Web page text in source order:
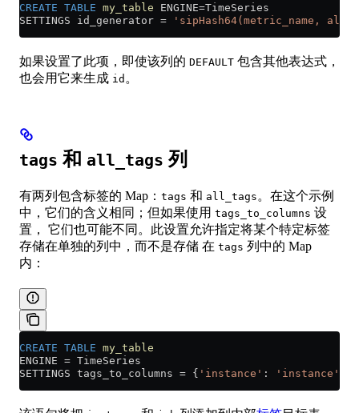
CREATE TABLE my_table ENGINE=TimeSeries
SETTINGS id_generator = 'sipHash64(metric_name,
如果设置了此项，即使该列的 DEFAULT 包含其他表达式，
也会用它来生成 id 。
tags 和 all_tags 列
有两列包含标签的 Map： tags 和 all_tags 。在这个示例
中，它们的含义相同；但如果使用 tags_to_columns 设
置， 它们也可能不同。此设置允许指定将某个特定标签
存储在单独的列中，而不是存储 在 tags 列中的 Map
内：
CREATE TABLE my_table
ENGINE = TimeSeries
SETTINGS tags_to_columns = { 'instance' : 'instance'